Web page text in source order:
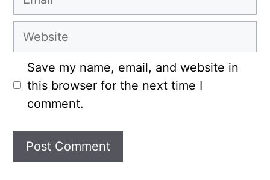
Website
Save my name, email, and website in
this browser for the next time I
comment.